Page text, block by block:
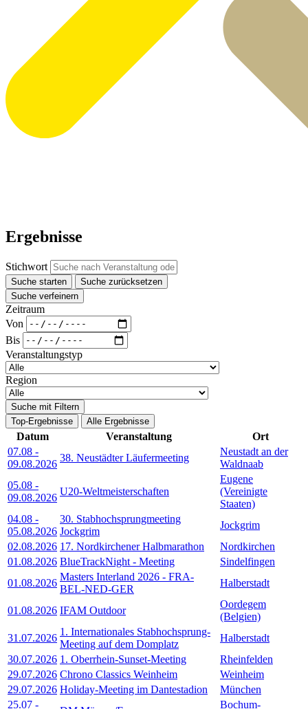
Ergebnisse
Stichwort
Suche starten
Suche zurücksetzen
Suche verfeinern
Zeitraum
Von
Bis
Veranstaltungstyp
Region
Suche mit Filtern
Top-Ergebnisse
Alle Ergebnisse
Datum Veranstaltung
Ort
07.08 -
09.08.2026
38. Neustädter Läufermeeting
Neustadt an der
Waldnaab
05.08 -
09.08.2026
U20-Weltmeisterschaften
Eugene
(Vereinigte
Staaten)
04.08 -
05.08.2026
30. Stabhochsprungmeeting
Jockgrim
Jockgrim
02.08.2026 17. Nordkirchener Halbmarathon
Nordkirchen
01.08.2026 BlueTrackNight - Meeting
Sindelfingen
01.08.2026
Masters Interland 2026 - FRA-
BEL-NED-GER
Halberstadt
01.08.2026 IFAM Outdoor
Oordegem
(Belgien)
31.07.2026
1. Internationales Stabhochsprung-
Meeting auf dem Domplatz
Halberstadt
30.07.2026 1. Oberrhein-Sunset-Meeting
Rheinfelden
29.07.2026 Chrono Classics Weinheim
Weinheim
29.07.2026 Holiday-Meeting im Dantestadion
München
25.07 - Bochum-